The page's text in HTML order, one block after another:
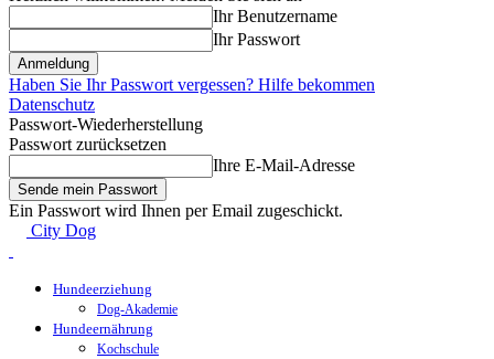
Ihr Benutzername
Ihr Passwort
Haben Sie Ihr Passwort vergessen? Hilfe bekommen
Datenschutz
Passwort-Wiederherstellung
Passwort zurücksetzen
Ihre E-Mail-Adresse
Ein Passwort wird Ihnen per Email zugeschickt.
City Dog
Hundeerziehung
Dog-Akademie
Hundeernährung
Kochschule